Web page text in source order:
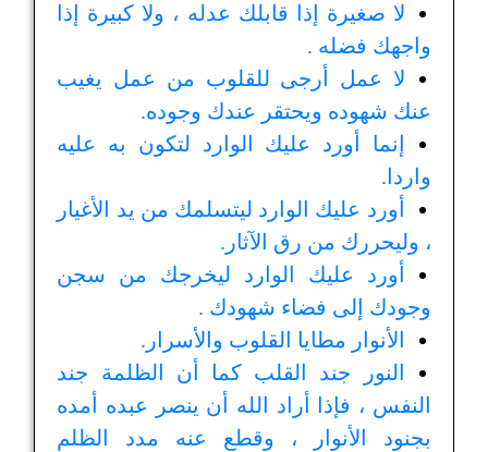
لا صغيرة إذا قابلك عدله ، ولا كبيرة إذا
واجهك فضله .
لا عمل أرجى للقلوب من عمل يغيب
عنك شهوده ويحتقر عندك وجوده.
إنما أورد عليك الوارد لتكون به عليه
واردا.
أورد عليك الوارد ليتسلمك من يد الأغيار
، وليحررك من رق الآثار.
أورد عليك الوارد ليخرجك من سجن
وجودك إلى فضاء شهودك .
الأنوار مطايا القلوب والأسرار.
النور جند القلب كما أن الظلمة جند
النفس ، فإذا أراد الله أن ينصر عبده أمده
بجنود الأنوار ، وقطع عنه مدد الظلم